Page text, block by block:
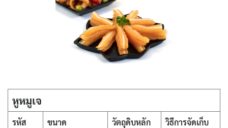
หูหมูเจ
รหัส ขนาด วัตถุดิบหลัก
วิธีการจัดเก็บ